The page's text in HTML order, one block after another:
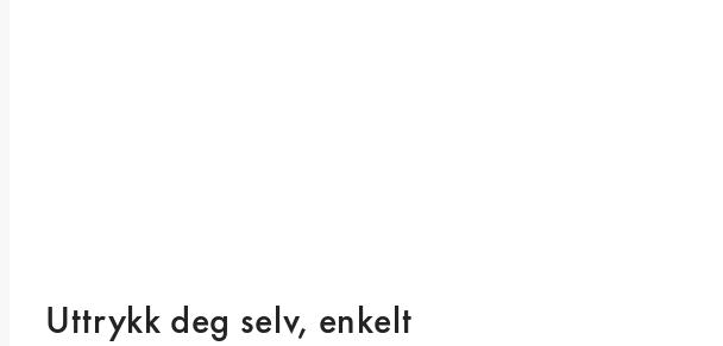
Uttrykk deg selv, enkelt